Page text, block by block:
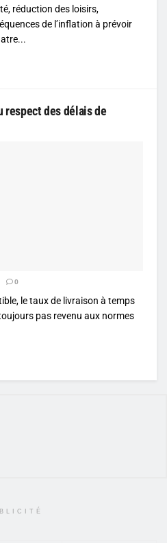
réduction des loisirs,
de l’inflation à prévoir
respect des délais de
0
le taux de livraison à temps
pas revenu aux normes